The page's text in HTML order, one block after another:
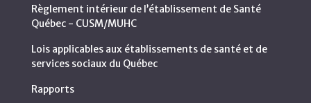
Règlement intérieur de l’établissement de Santé
Québec - CUSM/MUHC
Lois applicables aux établissements de santé et de
services sociaux du Québec
Rapports